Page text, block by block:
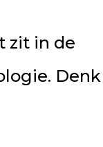
zit in de
Denk